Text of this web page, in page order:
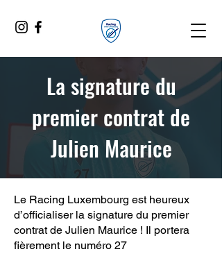
La signature du
premier contrat de
Julien Maurice
Le Racing Luxembourg est heureux
d’officialiser la signature du premier
contrat de Julien Maurice ! Il portera
fièrement le numéro 27